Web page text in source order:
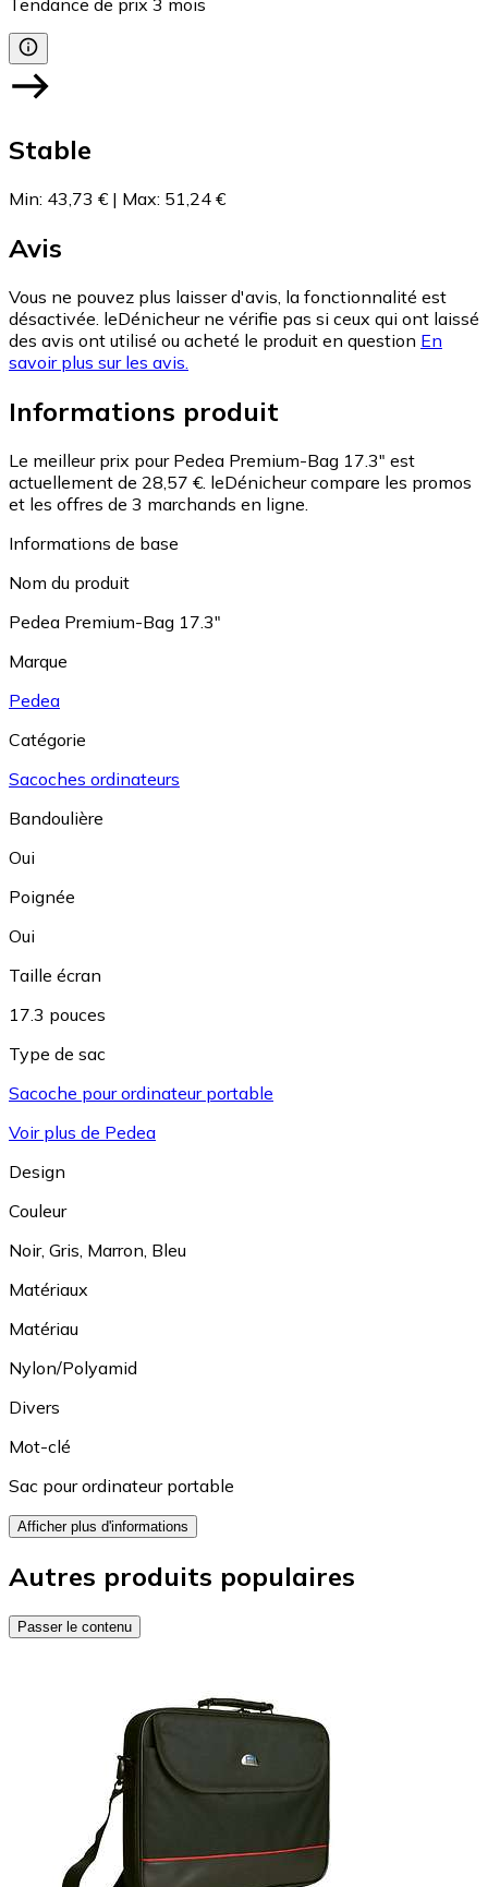
Stable
Min: 43,73 € | Max: 51,24 €
Avis
Vous ne pouvez plus laisser d'avis, la fonctionnalité est
désactivée. leDénicheur ne vérifie pas si ceux qui ont laissé
des avis ont utilisé ou acheté le produit en question En
savoir plus sur les avis.
Informations produit
Le meilleur prix pour Pedea Premium-Bag 17.3" est
actuellement de 28,57 €. leDénicheur compare les promos
et les offres de 3 marchands en ligne.
Informations de base
Nom du produit
Pedea Premium-Bag 17.3"
Marque
Pedea
Catégorie
Sacoches ordinateurs
Bandoulière
Oui
Poignée
Oui
Taille écran
17.3 pouces
Type de sac
Sacoche pour ordinateur portable
Voir plus de Pedea
Design
Couleur
Noir, Gris, Marron, Bleu
Matériaux
Matériau
Nylon/Polyamid
Divers
Mot-clé
Sac pour ordinateur portable
Afficher plus d'informations
Autres produits populaires
Passer le contenu